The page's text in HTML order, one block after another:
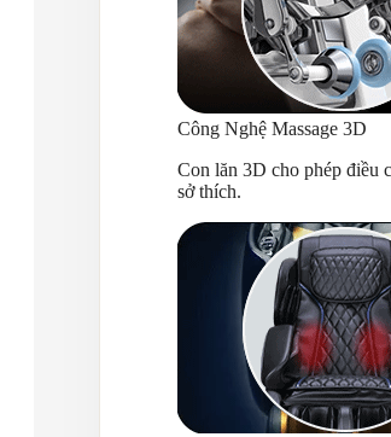
Công Nghệ Massage 3D
Con lăn 3D cho phép điều
sở thích.